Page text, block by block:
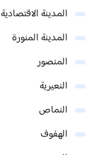
المدينة الاقتصادية
المدينة المنورة
المنصور
النعيرية
النماص
الهفوف